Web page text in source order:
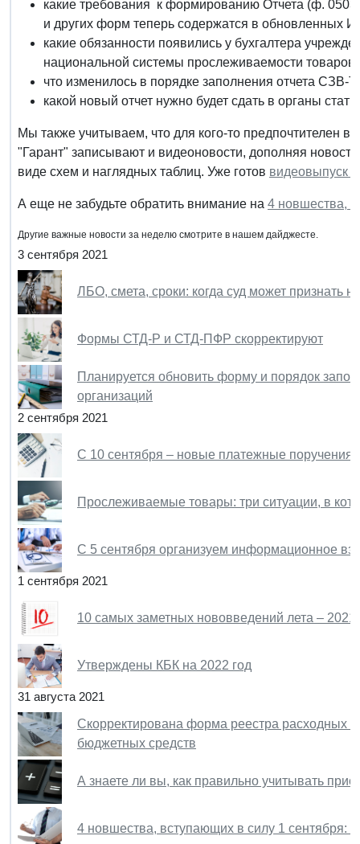
какие требования к формированию Отчета (ф.
и других форм теперь содержатся в обновленных
какие обязанности появились у бухгалтера
национальной системы прослеживаемости товаров,
что изменилось в порядке заполнения отчета СЗВ-
какой новый отчет нужно будет сдать в органы
Мы также учитываем, что для кого-то предпочтителен
"Гарант" записывают и видеоновости, дополняя
виде схем и наглядных таблиц. Уже готов видеовыпуск
А еще не забудьте обратить внимание на 4 новшества,
Другие важные новости за неделю смотрите в нашем дайджесте.
3 сентября 2021
ЛБО, смета, сроки: когда суд может признать
Формы СТД-Р и СТД-ПФР скорректируют
Планируется обновить форму и порядок
организаций
2 сентября 2021
С 10 сентября – новые платежные поручения
Прослеживаемые товары: три ситуации, в
С 5 сентября организуем информационное
1 сентября 2021
10 самых заметных нововведений лета –
Утверждены КБК на 2022 год
31 августа 2021
Скорректирована форма реестра расходных
бюджетных средств
А знаете ли вы, как правильно учитывать
4 новшества, вступающих в силу 1 сентября: